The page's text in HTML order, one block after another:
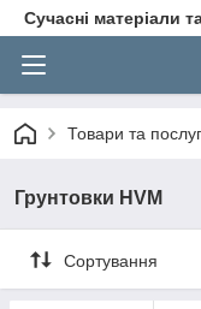
Сучасні матеріали
Товари та
Грунтовки HVM
Сортування